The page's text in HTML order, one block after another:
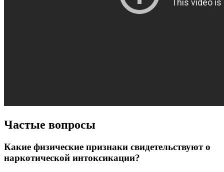
Частые вопросы
Какие физические признаки свидетельствуют о
наркотической интоксикации?